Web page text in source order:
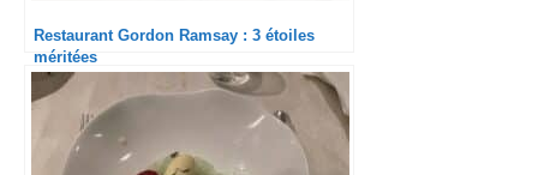
Restaurant Gordon Ramsay : 3 étoiles
méritées